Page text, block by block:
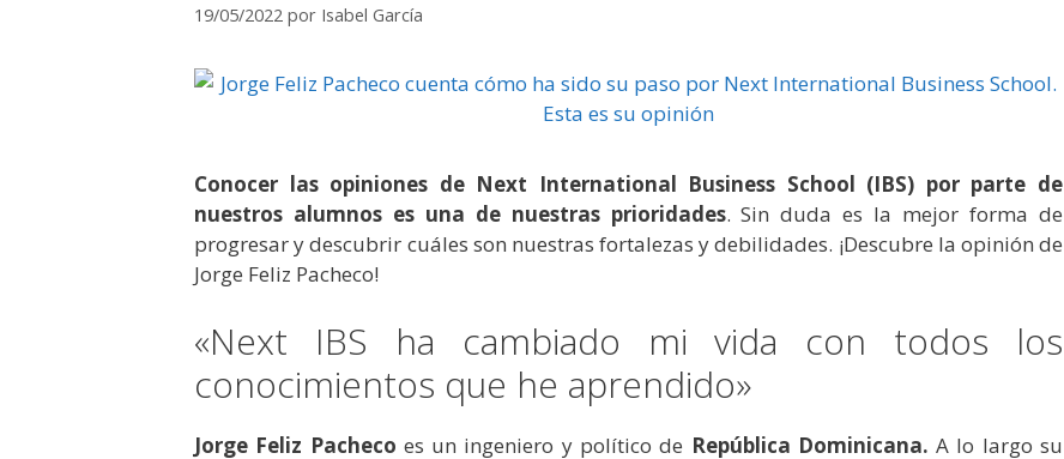
19/05/2022 por Isabel García
Conocer las opiniones de Next International Business School (IBS) por parte de
nuestros alumnos es una de nuestras prioridades. Sin duda es la mejor forma de
progresar y descubrir cuáles son nuestras fortalezas y debilidades. ¡Descubre la opinión de
Jorge Feliz Pacheco!
«Next IBS ha cambiado mi vida con todos los
conocimientos que he aprendido»
Jorge Feliz Pacheco es un ingeniero y político de República Dominicana.A lo largo su